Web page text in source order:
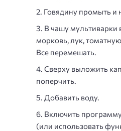
Говядину промыть и
В чашу мультиварки
морковь, лук, томатную
Все перемешать.
Сверху выложить
поперчить.
Добавить воду.
Включить
(или использовать